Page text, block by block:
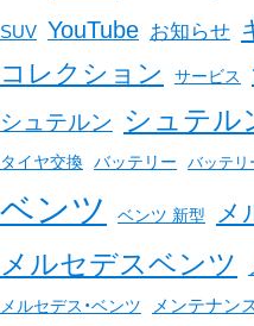
SUV YouTube お知らせ
コレクション サービス
シュテルン シュテル
タイヤ交換 バッテリー バッテリ
ベンツ ベンツ 新型 メ
メルセデスベンツ
メルセデス・ベンツ メンテナン